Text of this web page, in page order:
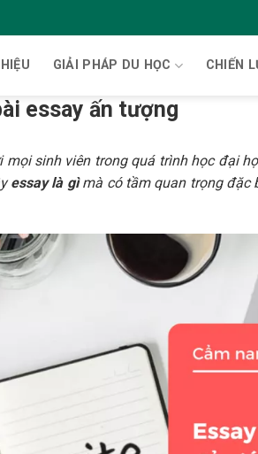
GIẢI PHÁP DU HỌC CHIẾN
essay ấn tượng
sinh viên trong quá trình học đại
essay là gìmà có tầm quan trọng đặc